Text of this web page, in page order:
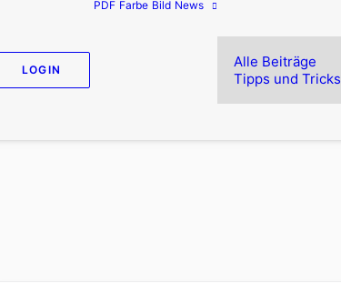
LOGIN
PDF Farbe Bild News
Alle Beiträge
Tipps und Tricks